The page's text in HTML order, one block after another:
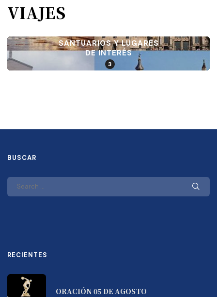
VIAJES
SANTUARIOS Y LUGARES
DE INTERÉS
3
BUSCAR
RECIENTES
ORACIÓN 05 DE AGOSTO